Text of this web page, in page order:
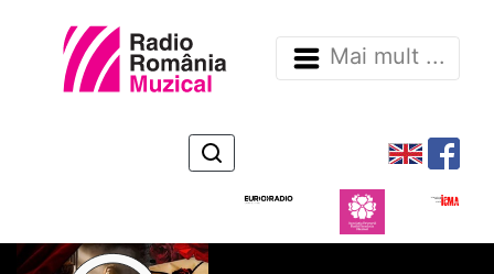
Mai mult ...